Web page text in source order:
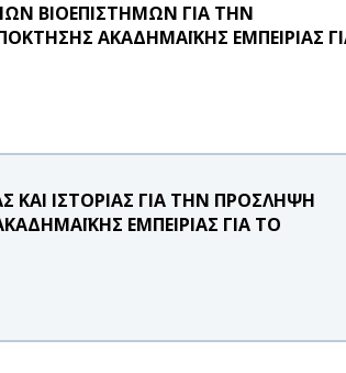
ΒΙΟΕΠΙΣΤΗΜΩΝ ΓΙΑ ΤΗΝ
ΑΚΑΔΗΜΑΪΚΗΣ ΕΜΠΕΙΡΙΑΣ
ΙΣΤΟΡΙΑΣ ΓΙΑ ΤΗΝ ΠΡΟΣΛΗΨΗ
ΕΜΠΕΙΡΙΑΣ ΓΙΑ ΤΟ